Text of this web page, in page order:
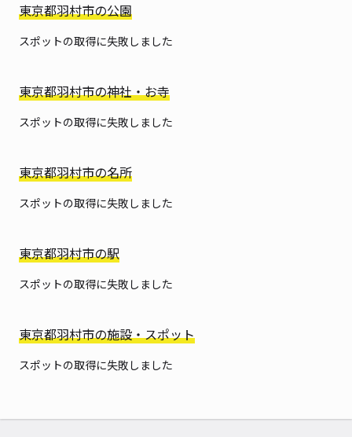
東京都羽村市の公園
スポットの取得に失敗しました
東京都羽村市の神社・お寺
スポットの取得に失敗しました
東京都羽村市の名所
スポットの取得に失敗しました
東京都羽村市の駅
スポットの取得に失敗しました
東京都羽村市の施設・スポット
スポットの取得に失敗しました